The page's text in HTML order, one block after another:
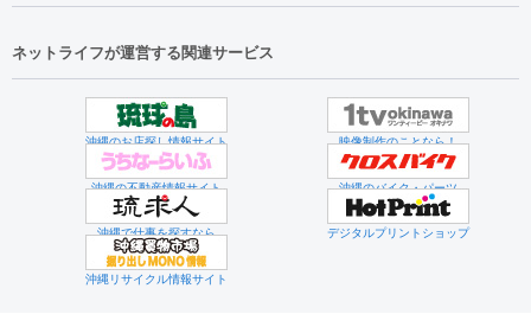
ネットライフが運営する関連サービス
沖縄のお店探し情報サイト 映像制作のことなら！
沖縄の不動産情報サイト 沖縄のバイク・パーツ
沖縄で仕事を探すなら デジタルプリントショップ
沖縄リサイクル情報サイト